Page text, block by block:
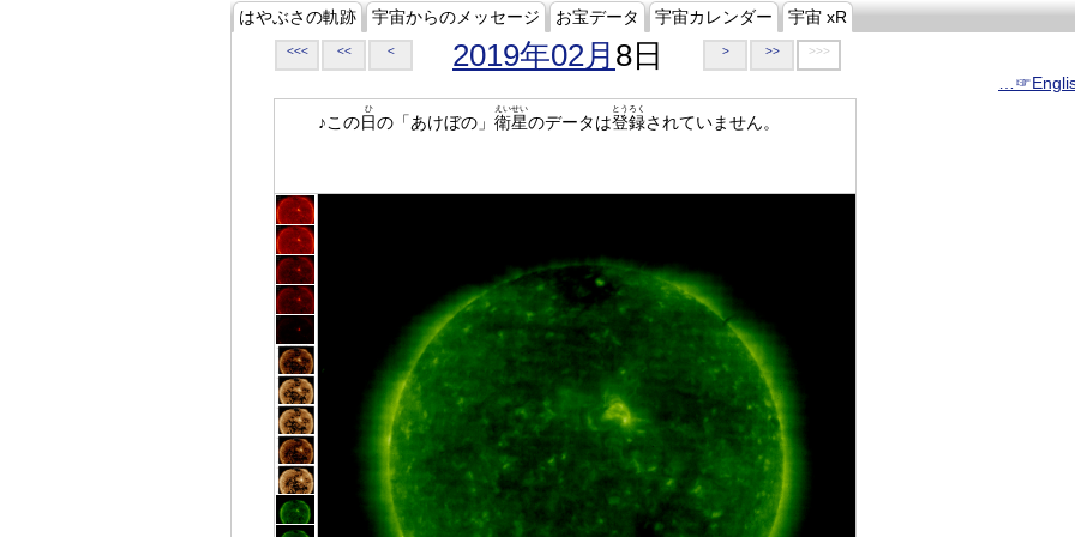
はやぶさの軌跡 宇宙からのメッセージ お宝データ 宇宙カレンダー 宇宙 xR
<<< << < 2019年02月 8日 > >> >>>
♪この日
ひ
の「あけぼの」 衛星
えいせい
のデータは登録
とうろく
されていません。